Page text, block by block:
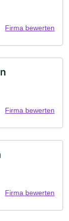
Firma bewerten
Firma bewerten
Firma bewerten